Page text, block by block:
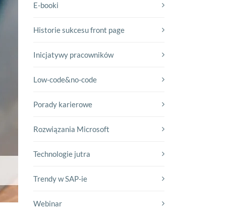
E-booki
Historie sukcesu front page
Inicjatywy pracowników
Low-code&no-code
Porady karierowe
Rozwiązania Microsoft
Technologie jutra
Trendy w SAP-ie
Webinar